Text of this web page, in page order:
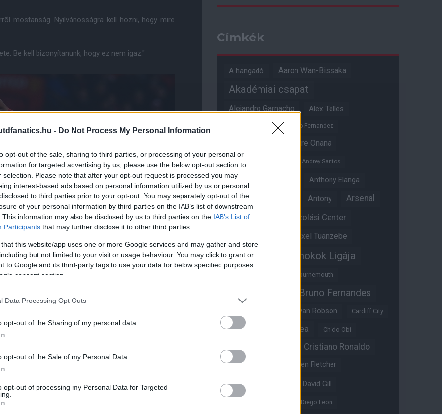
- Do Not Process My Personal Information
opt-out of the sale, sharing to third parties, or processing of your personal or
for targeted advertising by us, please use the below opt-out section to
selection. Please note that after your opt-out request is processed you may
interest-based ads based on personal information utilized by us or personal
to third parties prior to your opt-out. You may separately opt-out of the
of your personal information by third parties on the IAB’s list of downstream
This information may also be disclosed by us to third parties on the IAB’s List of
Participants that may further disclose it to other third parties.
that this website/app uses one or more Google services and may gather and store
but not limited to your visit or usage behaviour. You may click to grant or
to Google and its third-party tags to use your data for below specified purposes
consent section.
Data Processing Opt Outs
opt-out of the Sharing of my personal data.
opt-out of the Sale of my Personal Data.
opt-out of processing my Personal Data for Targeted
mostanság. Nyilvánosságra kell hozni, hogy mire
Be kell bizonyítanunk, hogy ez nem igaz."
abban, hogy építsenek a magabiztos 2-0-s
arattak, és folyamatosan jó formában játszanak
meghatározó néhány hónapban.
három vereséget elszenvedni - ebbõl kettõt az Old
mire is vagyunk igazán képesek."
a teljesítményünk. Ahhoz, hogy bajnokok
minden mérkõzésen úgy kell játszanunk, mint a
Címkék
A hangadó Aaron Wan-Bissaka
Akadémiai csapat
Alejandro Garnacho Alex Telles
Alvaro Fernandez
Andre Onana
Andreas Pereira
Andrey Santos
Angol válogatott Anthony Elanga
Anthony Martial Antony Arsenal
Aston Villa Átigazolási Center
Axel Tuanzebe
Ayden Heaven Bajnokok Ligája
Bournemouth
Bruno Fernandes
Bryan Robson Cardiff City
Casemiro Chelsea Chido Obi
Cristiano Ronaldo
Crystal Palace Darren Fletcher
David De Gea David Gill
Diego Leon